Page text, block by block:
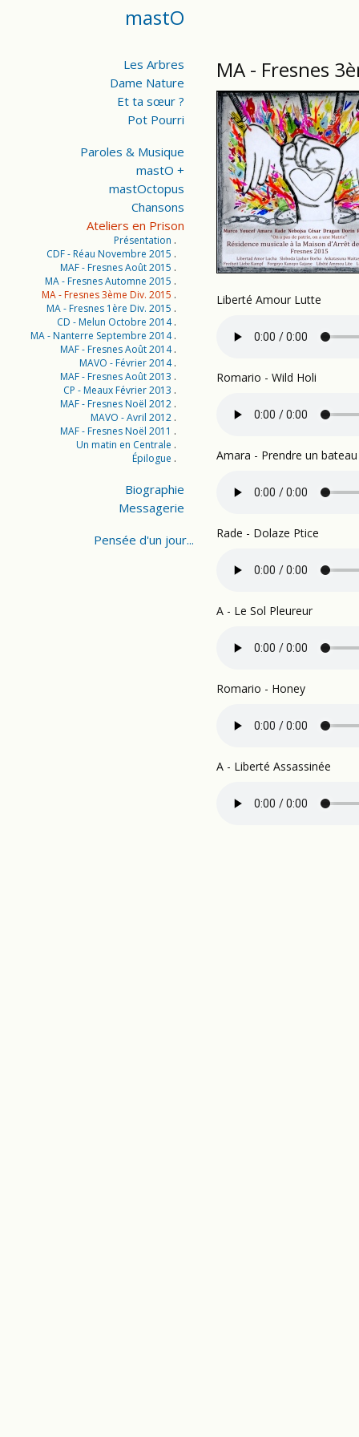
mastO
Les Arbres
Dame Nature
Et ta sœur ?
Pot Pourri
Paroles & Musique
mastO +
mastOctopus
Chansons
Ateliers en Prison
Présentation
CDF - Réau Novembre 2015
MAF - Fresnes Août 2015
MA - Fresnes Automne 2015
MA - Fresnes 3ème Div. 2015
MA - Fresnes 1ère Div. 2015
CD - Melun Octobre 2014
MA - Nanterre Septembre 2014
MAF - Fresnes Août 2014
MAVO - Février 2014
MAF - Fresnes Août 2013
CP - Meaux Février 2013
MAF - Fresnes Noël 2012
MAVO - Avril 2012
MAF - Fresnes Noël 2011
Un matin en Centrale
Épilogue
Biographie
Messagerie
Pensée d'un jour...
MA - Fresnes
Liberté Amour Lutte
Romario - Wild Holi
Amara - Prendre un
Rade - Dolaze Ptice
A - Le Sol Pleureur
Romario - Honey
A - Liberté Assassinée